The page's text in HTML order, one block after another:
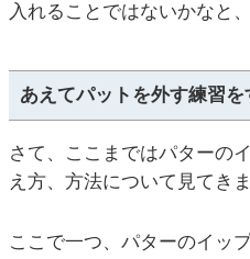
入れることではないかなと
あえてパットを外す練習を
さて、ここまではパターの
え方、方法について見てきま
ここで一つ、パターのイッ